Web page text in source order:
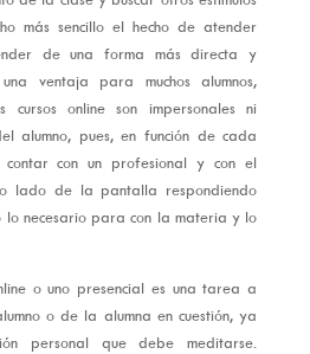
más sencillo el hecho de atender
de una forma más directa y
ventaja para muchos alumnos,
online son impersonales ni
alumno, pues, en función de cada
contar con un profesional y con el
lado de la pantalla respondiendo
necesario para con la materia y lo
o uno presencial es una tarea a
o de la alumna en cuestión, ya
personal que debe meditarse.